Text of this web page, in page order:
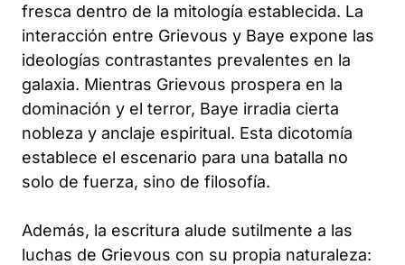
fresca dentro de la mitología establecida. La
interacción entre Grievous y Baye expone las
ideologías contrastantes prevalentes en la
galaxia. Mientras Grievous prospera en la
dominación y el terror, Baye irradia cierta
nobleza y anclaje espiritual. Esta dicotomía
establece el escenario para una batalla no
solo de fuerza, sino de filosofía.
Además, la escritura alude sutilmente a las
luchas de Grievous con su propia naturaleza: